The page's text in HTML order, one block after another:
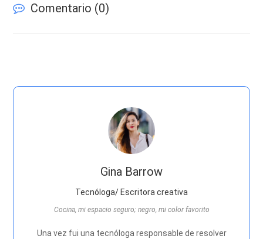
Comentario (0)
Gina Barrow
Tecnóloga/ Escritora creativa
Cocina, mi espacio seguro; negro, mi color favorito
Una vez fui una tecnóloga responsable de resolver